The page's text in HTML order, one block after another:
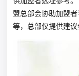
盟总部会协助加盟
等，总部仅提供建